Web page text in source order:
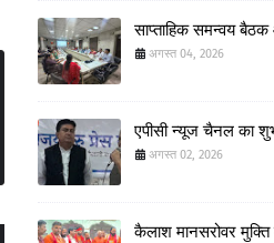
साप्ताहिक समन्वय
अगस्त 04, 2026
एपीसी न्यूज चैनल का
अगस्त 02, 2026
कैलाश मानसरोवर